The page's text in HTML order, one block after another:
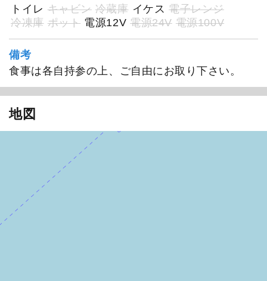
トイレ キャビン 冷蔵庫 イケス 電子レンジ
冷凍庫 ポット 電源12V 電源24V 電源100V
備考
食事は各自持参の上、ご自由にお取り下さい。
地図